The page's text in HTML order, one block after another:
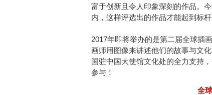
富于创新且令人印象深刻的作品。
内，这样评选出的作品才能起到标杆
2017年即将举办的是第二届全球插
画师用图像来讲述他们的故事与文
国驻中国大使馆文化处的全力支持
参与！
全